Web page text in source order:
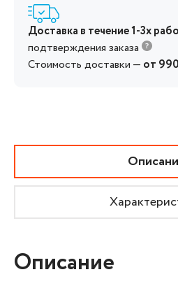
Доставка в течение 1-3х
подтверждения заказа
Стоимость доставки — от
Описание